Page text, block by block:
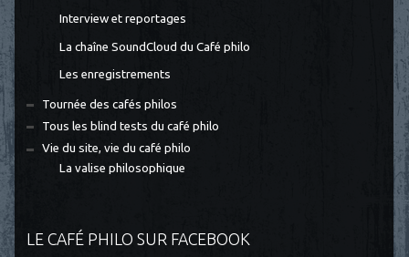
Interview et reportages
La chaîne SoundCloud du Café philo
Les enregistrements
Tournée des cafés philos
Tous les blind tests du café philo
Vie du site, vie du café philo
La valise philosophique
LE CAFÉ PHILO SUR FACEBOOK